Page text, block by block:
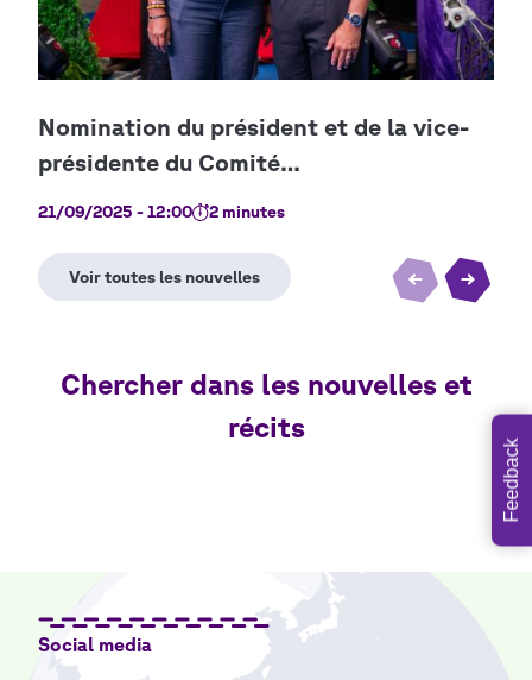
21/09/2025 - 12:00 2 minutes
Chercher dans les nouvelles et
récits
Social media
Feedback